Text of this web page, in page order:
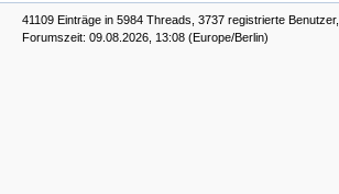
41109 Einträge in 5984 Threads, 3737 registrierte
Forumszeit: 09.08.2026, 13:08 (Europe/Berlin)